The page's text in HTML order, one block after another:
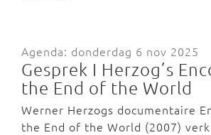
Agenda: donderdag 6 nov 2025
Gesprek I Herzog’s
the End of the World
Werner Herzogs documentaire
the End of the World (2007)